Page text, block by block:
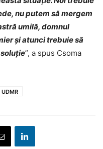
nu putem să mergem
umilă, domnul
și atunci trebuie să
”, a spus Csoma
UDMR